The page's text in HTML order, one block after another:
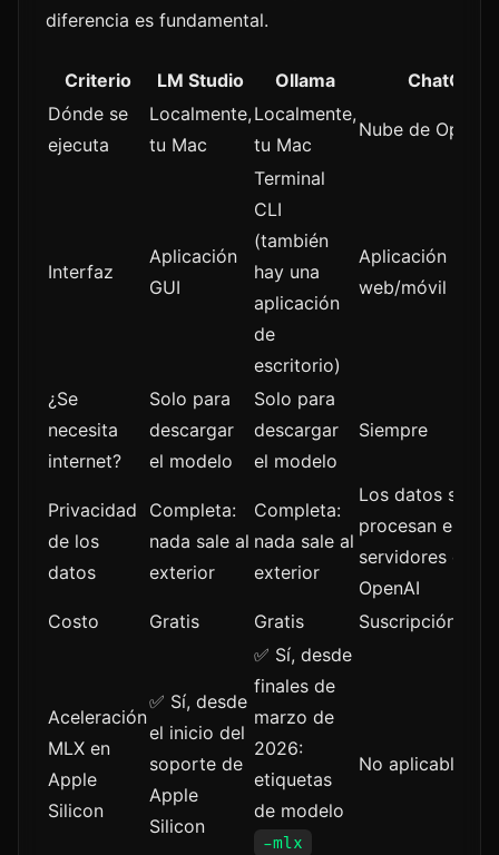
diferencia es fundamental.
Criterio LM Studio Ollama
ChatGPT
Dónde se
ejecuta
Localmente,
tu Mac
Localmente,
tu Mac
Nube de OpenAI
Interfaz
Aplicación
GUI
Terminal
CLI
(también
hay una
aplicación
de
escritorio)
Aplicación
web/móvil
¿Se
necesita
internet?
Solo para
descargar
el modelo
Solo para
descargar
el modelo
Siempre
Privacidad
de los
datos
Completa:
nada sale al
exterior
Completa:
nada sale al
exterior
Los datos se
procesan en los
servidores de
OpenAI
Costo
Gratis Gratis Suscripción /
Aceleración
MLX en
Apple
Silicon
✅ Sí, desde
el inicio del
soporte de
Apple
Silicon
✅ Sí, desde
finales de
marzo de
2026:
etiquetas
de modelo
-mlx
No aplicable